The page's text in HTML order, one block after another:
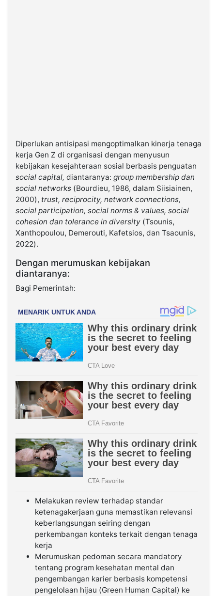
Diperlukan antisipasi mengoptimalkan kinerja tenaga
kerja Gen Z di organisasi dengan menyusun
kebijakan kesejahteraan sosial berbasis penguatan
social capital, diantaranya: group membership dan
social networks (Bourdieu, 1986, dalam Siisiainen,
2000), trust, reciprocity, network connections,
social participation, social norms & values, social
cohesion dan tolerance in diversity (Tsounis,
Xanthopoulou, Demerouti, Kafetsios, dan Tsaounis,
2022).
Dengan merumuskan kebijakan
diantaranya:
Bagi Pemerintah:
Melakukan review terhadap standar
ketenagakerjaan guna memastikan relevansi
keberlangsungan seiring dengan
perkembangan konteks terkait dengan tenaga
kerja
Merumuskan pedoman secara mandatory
tentang program kesehatan mental dan
pengembangan karier berbasis kompetensi
pengelolaan hijau (Green Human Capital) ke